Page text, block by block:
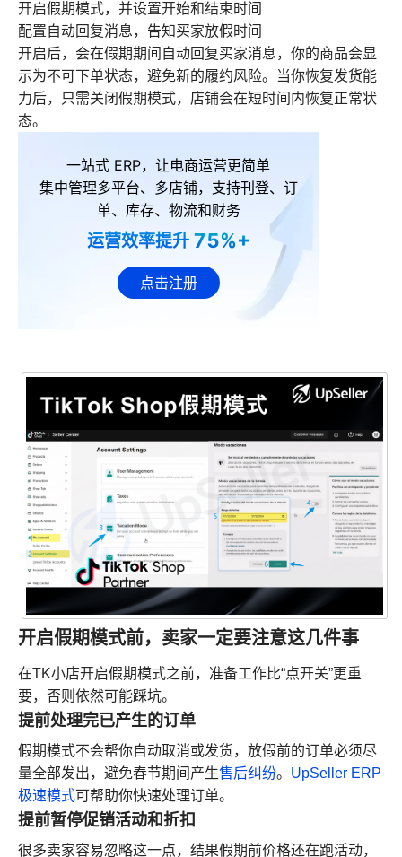
开启假期模式，并设置开始和结束时间
配置自动回复消息，告知买家放假时间
开启后，会在假期期间自动回复买家消息，你的商品会显
示为不可下单状态，避免新的履约风险。当你恢复发货能
力后，只需关闭假期模式，店铺会在短时间内恢复正常状
态。
一站式 ERP，让电商运营更简单
集中管理多平台、多店铺，支持刊登、订
单、库存、物流和财务
运营效率提升 75%+
点击注册
开启假期模式前，卖家一定要注意这几件事
在TK小店开启假期模式之前，准备工作比“点开关”更重
要，否则依然可能踩坑。
提前处理完已产生的订单
假期模式不会帮你自动取消或发货，放假前的订单必须尽
量全部发出，避免春节期间产生售后纠纷。 UpSeller ERP
极速模式可帮助你快速处理订单。
提前暂停促销活动和折扣
很多卖家容易忽略这一点，结果假期前价格还在跑活动，